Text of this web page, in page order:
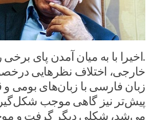
.اخیرا با به میان آمدن پای
خارجی، اختلاف نظرهایی
زبان فارسی با زبان‌های بومی
پیش‌تر نیز گاهی موجب
می‌شد، شکلی دیگر گرفت و